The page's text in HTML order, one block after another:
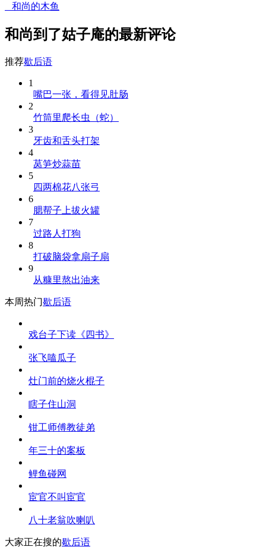
和尚的木鱼
和尚到了姑子庵的最新评论
推荐歇后语
1
嘴巴一张，看得见肚肠
2
竹筒里爬长虫（蛇）
3
牙齿和舌头打架
4
莴笋炒蒜苗
5
四两棉花八张弓
6
腮帮子上拔火罐
7
过路人打狗
8
打破脑袋拿扇子扇
9
从糠里熬出油来
本周热门歇后语
戏台子下读《四书》
张飞嗑瓜子
灶门前的烧火棍子
瞎子住山洞
钳工师傅教徒弟
年三十的案板
鲤鱼碰网
宦官不叫宦官
八十老翁吹喇叭
大家正在搜的歇后语